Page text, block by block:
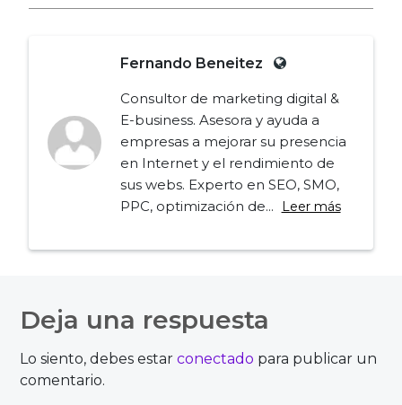
Fernando Beneitez
Consultor de marketing digital &
E-business. Asesora y ayuda a
empresas a mejorar su presencia
en Internet y el rendimiento de
sus webs. Experto en SEO, SMO,
PPC, optimización de...
Leer más
de
entradas
Deja una respuesta
Lo siento, debes estarconectado para publicar un
comentario.